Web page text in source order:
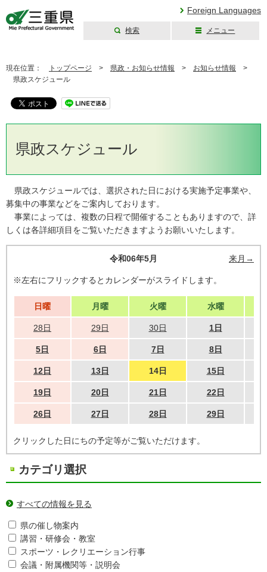
Foreign Languages
検索 メニュー
現在位置： トップページ > 県政・お知らせ情報 > お知らせ情報 >
県政スケジュール
県政スケジュール
県政スケジュールでは、選択された日における実施予定事業や、
募集中の事業などをご案内しております。
事業によっては、複数の日程で開催することもありますので、詳
しくは各詳細項目をご覧いただきますようお願いいたします。
令和06年5月 来月→
※左右にフリックするとカレンダーがスライドします。
日曜 月曜 火曜 水曜
28日 29日 30日 1日
5日 6日 7日 8日
12日 13日 14日 15日
19日 20日 21日 22日
26日 27日 28日 29日
クリックした日にちの予定等がご覧いただけます。
カテゴリ選択
すべての情報を見る
県の催し物案内
講習・研修会・教室
スポーツ・レクリエーション行事
会議・附属機関等・説明会